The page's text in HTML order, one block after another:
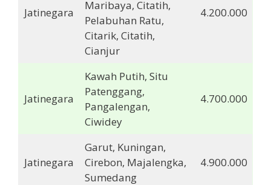
Jatinegara
Maribaya, Citatih,
Pelabuhan Ratu,
Citarik, Citatih,
Cianjur
4.200.000
Jatinegara
Kawah Putih, Situ
Patenggang,
Pangalengan,
Ciwidey
4.700.000
Jatinegara
Garut, Kuningan,
Cirebon, Majalengka,
Sumedang
4.900.000